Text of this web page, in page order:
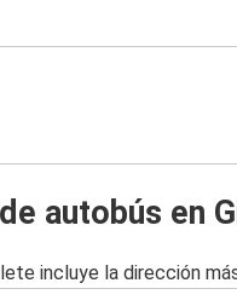
autobús en
incluye la dirección